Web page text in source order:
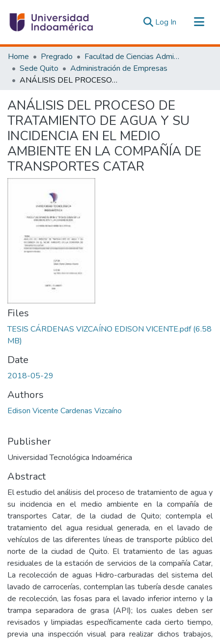
Log In (current)
Communities & Collections
All of DSpace
Statistics
Estadísticas Externas
Home Pregrado
Facultad de Ciencias Administrativas y Económicas
Sede Quito
Administración de Empresas
ANÁLISIS DEL PROCESO DE TRATAMIENTO DE AGUA Y SU INCIDENCIA EN EL MEDIO AMBIENTE EN LA COMPAÑÍA DE TRANSPORTES CATAR
ANÁLISIS DEL PROCESO DE
TRATAMIENTO DE AGUA Y SU
INCIDENCIA EN EL MEDIO
AMBIENTE EN LA COMPAÑÍA DE
TRANSPORTES CATAR
Files
TESIS CÁRDENAS VIZCAÍNO EDISON VICENTE.pdf(6.58
MB)
Date
2018-05-29
Authors
Edison Vicente Cardenas Vizcaíno
Publisher
Universidad Tecnológica Indoamérica
Abstract
El estudio del análisis del proceso de tratamiento de agua y
su incidencia en el medio ambiente en la compañía de
transportes Catar, de la ciudad de Quito; contempla el
tratamiento del agua residual generada, en el lavado de
vehículos de las diferentes líneas de transporte público del
norte de la ciudad de Quito. El tratamiento de las aguas
residuales de la estación de servicios de la compañía Catar,
La recolección de aguas Hidro-carburadas del sistema del
lavado de carrocerías, contemplan las tubería desde canales
de recolección, las fosas para el lavado inferior interno y la
trampa separadora de grasa (API); los cuales deben ser
revisados y limpiadas específicamente cada cierto tiempo,
previa una inspección visual para realizar dichos trabajos,